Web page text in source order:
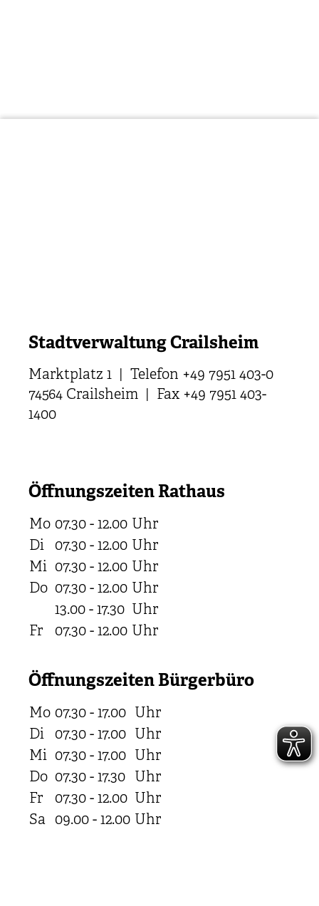
Stadtverwaltung Crailsheim
Marktplatz 1 | Telefon +49 7951 403-0
74564 Crailsheim | Fax +49 7951 403-
1400
Öffnungszeiten Rathaus
Mo 07.30 - 12.00 Uhr
Di
07.30 - 12.00 Uhr
Mi 07.30 - 12.00 Uhr
Do 07.30 - 12.00 Uhr
13.00 - 17.30 Uhr
Fr
07.30 - 12.00 Uhr
Öffnungszeiten Bürgerbüro
Mo 07.30 - 17.00 Uhr
Di
07.30 - 17.00 Uhr
Mi 07.30 - 17.00 Uhr
Do 07.30 - 17.30 Uhr
Fr
07.30 - 12.00 Uhr
Sa 09.00 - 12.00 Uhr